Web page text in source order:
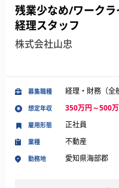
残業少なめ/ワーク
経理スタッフ
株式会社山忠
募集職種 経理・財務（全
想定年収 350万円～500
業種 不動産
勤務地 愛知県海部郡
雇用形態 正社員